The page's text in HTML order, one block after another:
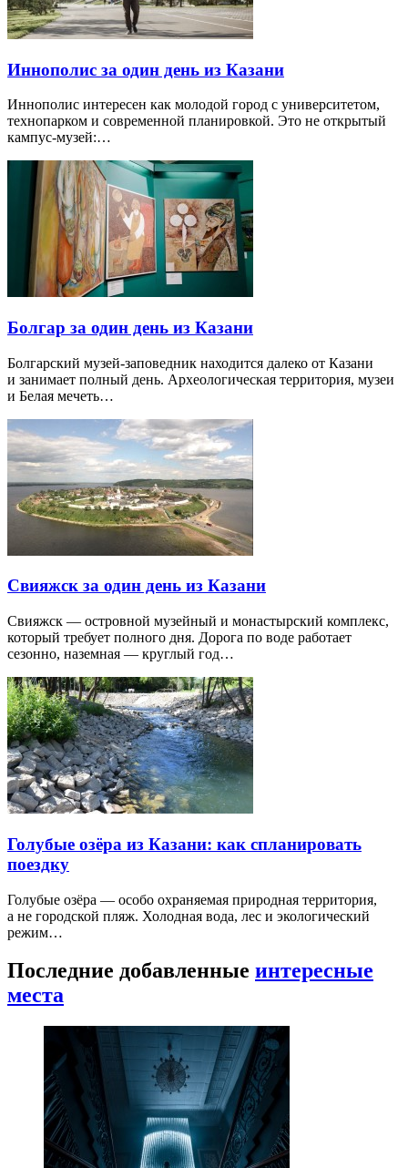
Иннополис за один день из Казани
Иннополис интересен как молодой город с университетом,
технопарком и современной планировкой. Это не открытый
кампус-музей:…
Болгар за один день из Казани
Болгарский музей-заповедник находится далеко от Казани
и занимает полный день. Археологическая территория, музеи
и Белая мечеть…
Свияжск за один день из Казани
Свияжск — островной музейный и монастырский комплекс,
который требует полного дня. Дорога по воде работает
сезонно, наземная — круглый год…
Голубые озёра из Казани: как спланировать
поездку
Голубые озёра — особо охраняемая природная территория,
а не городской пляж. Холодная вода, лес и экологический
режим…
Последние добавленные интересные
места